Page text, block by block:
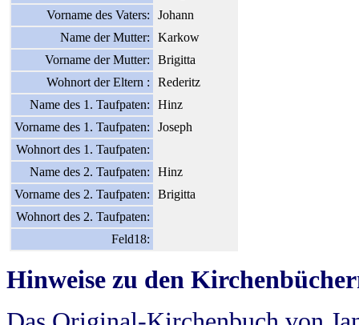
Vorname des Vaters:
Johann
Name der Mutter:
Karkow
Vorname der Mutter:
Brigitta
Wohnort der Eltern :
Rederitz
Name des 1. Taufpaten:
Hinz
Vorname des 1. Taufpaten:
Joseph
Wohnort des 1. Taufpaten:
Name des 2. Taufpaten:
Hinz
Vorname des 2. Taufpaten:
Brigitta
Wohnort des 2. Taufpaten:
Feld18:
Hinweise zu den